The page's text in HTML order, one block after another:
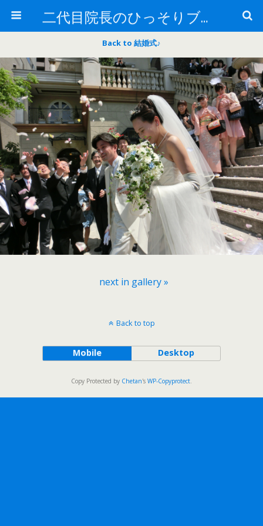
二代目院長のひっそりブログ
Back to 結婚式♪
next in gallery »
Back to top
Mobile Desktop
Copy Protected by Chetan's WP-Copyprotect.